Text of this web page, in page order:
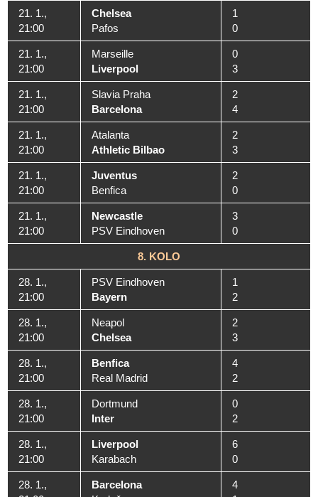
21. 1.,
21:00
Chelsea
Pafos
1
0
21. 1.,
21:00
Marseille
Liverpool
0
3
21. 1.,
21:00
Slavia Praha
Barcelona
2
4
21. 1.,
21:00
Atalanta
Athletic Bilbao
2
3
21. 1.,
21:00
Juventus
Benfica
2
0
21. 1.,
21:00
Newcastle
PSV Eindhoven
3
0
8. KOLO
28. 1.,
21:00
PSV Eindhoven
Bayern
1
2
28. 1.,
21:00
Neapol
Chelsea
2
3
28. 1.,
21:00
Benfica
Real Madrid
4
2
28. 1.,
21:00
Dortmund
Inter
0
2
28. 1.,
21:00
Liverpool
Karabach
6
0
28. 1.,
Barcelona
4